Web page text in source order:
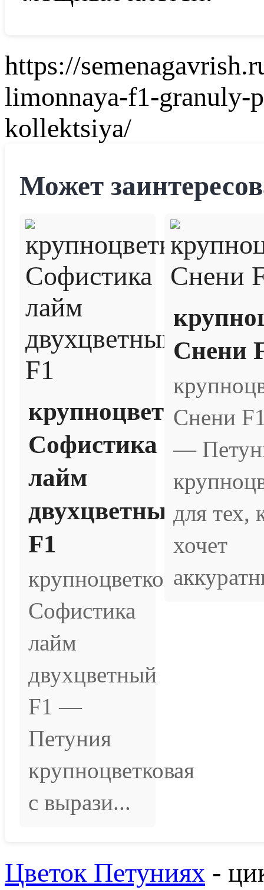
https://
limonnaya-f1-granuly-
kollektsiya/
Может
крупноцветковая
Софистика
лайм
двухцветный
F1
крупноцветковая
Софистика
лайм
двухцветный
F1 —
Петуния
крупноцветковая
с вырази...
Снени
Снени
—
для тех,
хочет
Цветок Петуниях -